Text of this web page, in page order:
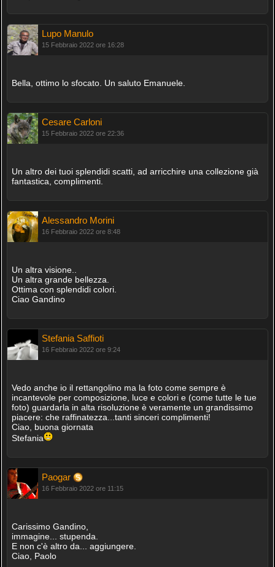
Lupo Manulo
15 Febbraio 2022 ore 16:28
Bella, ottimo lo sfocato. Un saluto Emanuele.
Cesare Carloni
15 Febbraio 2022 ore 22:36
Un altro dei tuoi splendidi scatti, ad arricchire una collezione già
fantastica, complimenti.
Alessandro Morini
16 Febbraio 2022 ore 8:48
Un altra visione..
Un altra grande bellezza.
Ottima con splendidi colori.
Ciao Gandino
Stefania Saffioti
16 Febbraio 2022 ore 9:24
Vedo anche io il rettangolino ma la foto come sempre è
incantevole per composizione, luce e colori e (come tutte le tue
foto) guardarla in alta risoluzione è veramente un grandissimo
piacere: che raffinatezza...tanti sinceri complimenti!
Ciao, buona giornata
Stefania
Paogar
16 Febbraio 2022 ore 11:15
Carissimo Gandino,
immagine... stupenda.
E non c'è altro da... aggiungere.
Ciao, Paolo